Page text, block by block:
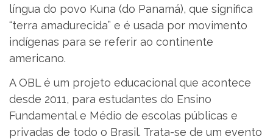
língua do povo Kuna (do Panamá), que significa
“terra amadurecida” e é usada por movimento
indígenas para se referir ao continente
americano.
A OBL é um projeto educacional que acontece
desde 2011, para estudantes do Ensino
Fundamental e Médio de escolas públicas e
privadas de todo o Brasil. Trata-se de um evento